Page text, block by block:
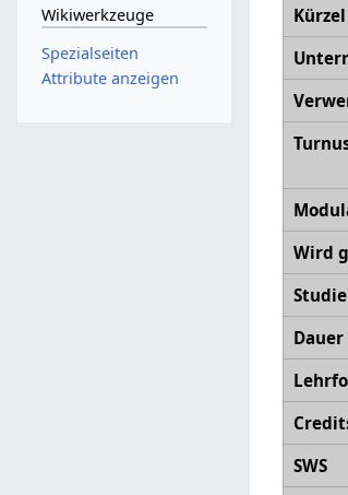
Kürzel
Wird
Dauer
SWS
Wikiwerkzeuge
Spezialseiten
Attribute anzeigen